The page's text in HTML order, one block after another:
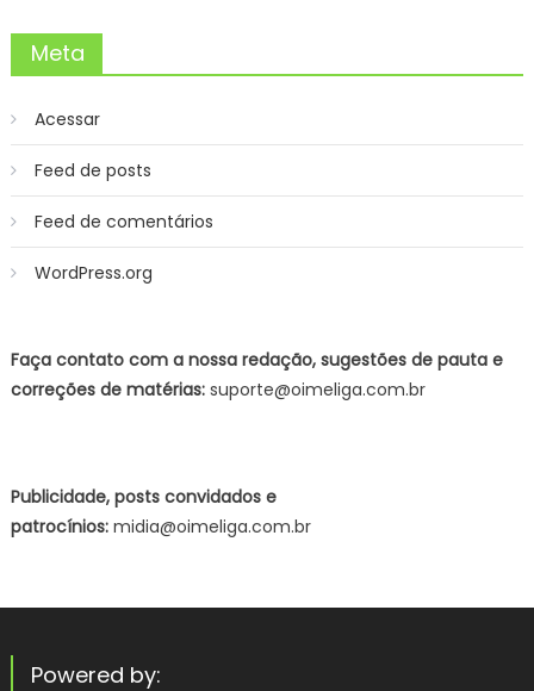
Meta
Acessar
Feed de posts
Feed de comentários
WordPress.org
Faça contato com a nossa redação, sugestões de pauta e
correções de matérias:suporte@oimeliga.com.br
Publicidade, posts convidados e
patrocínios:midia@oimeliga.com.br
Powered by: